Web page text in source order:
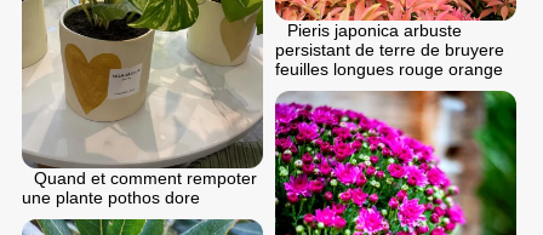
Pieris japonica arbuste
persistant de terre de bruyere
feuilles longues rouge orange
Quand et comment rempoter
une plante pothos dore